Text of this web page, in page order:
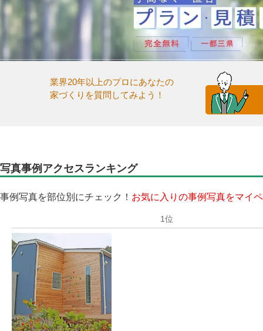
業界20年以上のプロにあなたの
家づくりを質問してみよう！
写真事例アクセスランキング
事例写真を部位別にチェック！ お気に入りの事例写真をマイ